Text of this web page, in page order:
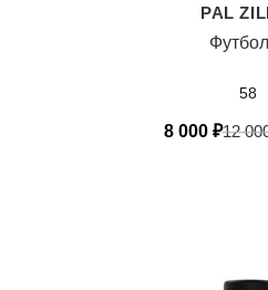
PAL
58
8 000 ₽12